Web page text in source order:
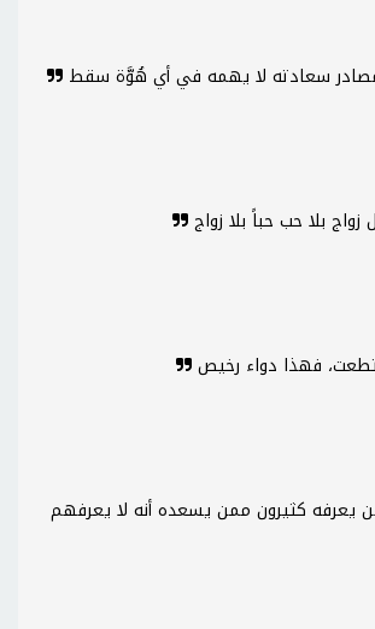
سعادته لا يهمه في أي هُوَّة سقط
زواج بلا حب حباً بلا زواج
فهذا دواء رخيص
يعرفه كثيرون ممن يسعده أنه لا يعرفهم